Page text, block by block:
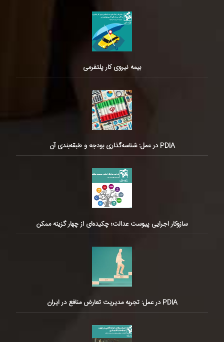
بیمه نیروی کار پلتفرمی
PDIA در عمل: شناسه‌گذاری بودجه و طبقه‌بندی آن
سازوکار اجرایی پیوست عدالت؛ چکیده‌ای از چهار گزینه ممکن
PDIA در عمل: تجربه مدیریت تعارض منافع در ایران